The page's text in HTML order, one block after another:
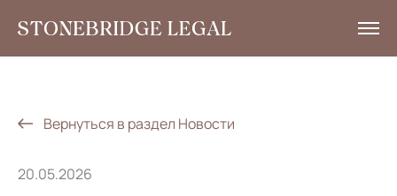
Вернуться в раздел Новости
20.05.2026